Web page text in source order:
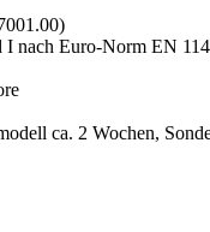
)
I nach Euro-Norm EN
ca. 2 Wochen,